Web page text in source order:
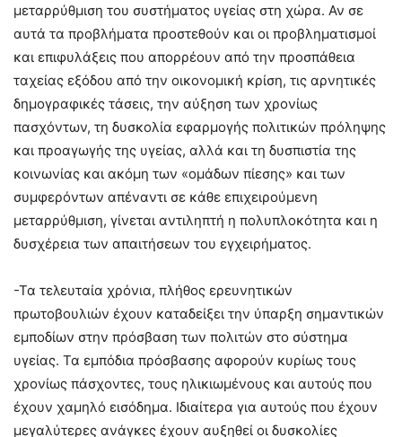
μεταρρύθμιση του συστήματος υγείας στη χώρα. Αν σε
αυτά τα προβλήματα προστεθούν και οι προβληματισμοί
και επιφυλάξεις που απορρέουν από την προσπάθεια
ταχείας εξόδου από την οικονομική κρίση, τις αρνητικές
δημογραφικές τάσεις, την αύξηση των χρονίως
πασχόντων, τη δυσκολία εφαρμογής πολιτικών πρόληψης
και προαγωγής της υγείας, αλλά και τη δυσπιστία της
κοινωνίας και ακόμη των «ομάδων πίεσης» και των
συμφερόντων απέναντι σε κάθε επιχειρούμενη
μεταρρύθμιση, γίνεται αντιληπτή η πολυπλοκότητα και η
δυσχέρεια των απαιτήσεων του εγχειρήματος.
-Τα τελευταία χρόνια, πλήθος ερευνητικών
πρωτοβουλιών έχουν καταδείξει την ύπαρξη σημαντικών
εμποδίων στην πρόσβαση των πολιτών στο σύστημα
υγείας. Τα εμπόδια πρόσβασης αφορούν κυρίως τους
χρονίως πάσχοντες, τους ηλικιωμένους και αυτούς που
έχουν χαμηλό εισόδημα. Ιδιαίτερα για αυτούς που έχουν
μεγαλύτερες ανάγκες έχουν αυξηθεί οι δυσκολίες